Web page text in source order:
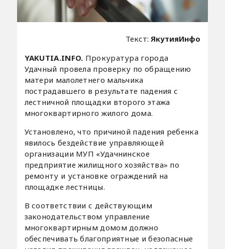
Текст: ЯкутияИнфо
YAKUTIA.INFO. Прокуратура города
Удачный провела проверку по обращению
матери малолетнего мальчика
пострадавшего в результате падения с
лестничной площадки второго этажа
многоквартирного жилого дома.
Установлено, что причиной падения ребенка
явилось бездействие управляющей
организации МУП «Удачнинское
предприятие жилищного хозяйства» по
ремонту и установке ограждений на
площадке лестницы.
В соответствии с действующим
законодательством управление
многоквартирным домом должно
обеспечивать благоприятные и безопасные